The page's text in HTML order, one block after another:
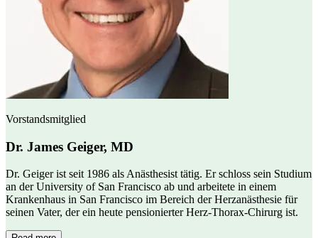
Vorstandsmitglied
Dr. James Geiger, MD
Dr. Geiger ist seit 1986 als Anästhesist tätig. Er schloss sein Studium
an der University of San Francisco ab und arbeitete in einem
Krankenhaus in San Francisco im Bereich der Herzanästhesie für
seinen Vater, der ein heute pensionierter Herz-Thorax-Chirurg ist.